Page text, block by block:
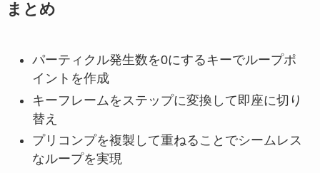
まとめ
パーティクル発生数を0にするキーでループポ
イントを作成
キーフレームをステップに変換して即座に切り
替え
プリコンプを複製して重ねることでシームレス
なループを実現